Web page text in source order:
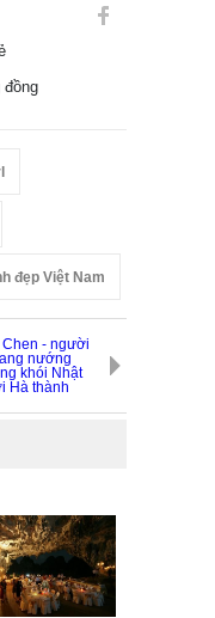
đồng
đẹp Việt Nam
Chen - người
nướng
khói Nhật
Hà thành